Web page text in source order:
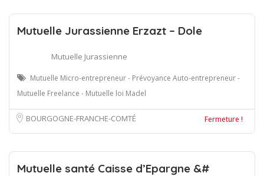
Mutuelle Jurassienne Erzazt – Dole
Mutuelle Jurassienne
Mutuelle Micro-entrepreneur - Prévoyance Auto-entrepreneur -
Mutuelle Freelance - Mutuelle loi Madel
BOURGOGNE-FRANCHE-COMTÉ Fermeture !
Mutuelle santé Caisse d’Epargne &#